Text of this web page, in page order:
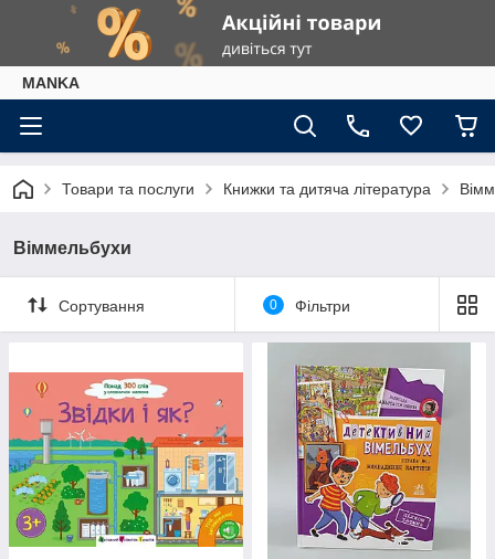
МАNKА
Товари та послуги Книжки та дитяча література
Віммельбухи
Сортування 0 Фільтри